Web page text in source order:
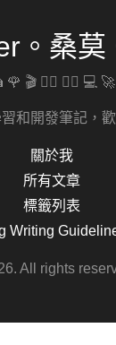
。桑莫
🎬 🚴‍♀️ 🏋️‍♀️ 💻
和開發筆記，
關於我
所有文章
標籤列表
Writing
All rights